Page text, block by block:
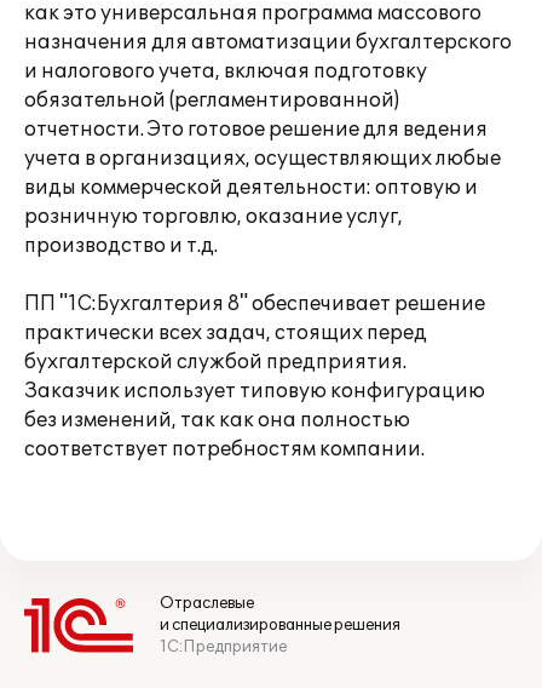
как это универсальная программа массового
назначения для автоматизации бухгалтерского
и налогового учета, включая подготовку
обязательной (регламентированной)
отчетности. Это готовое решение для ведения
учета в организациях, осуществляющих любые
виды коммерческой деятельности: оптовую и
розничную торговлю, оказание услуг,
производство и т.д.
ПП "1С:Бухгалтерия 8" обеспечивает решение
практически всех задач, стоящих перед
бухгалтерской службой предприятия.
Заказчик использует типовую конфигурацию
без изменений, так как она полностью
соответствует потребностям компании.
Отраслевые
и специализированные решения
1С:Предприятие